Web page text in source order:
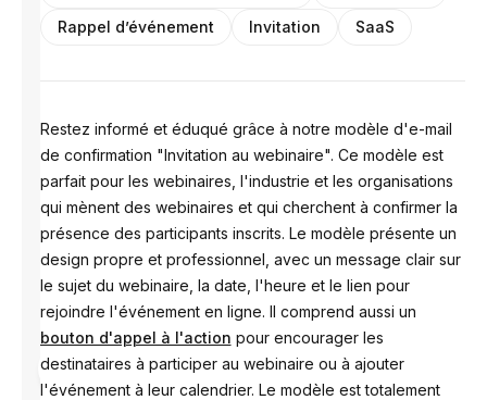
Conçu par
Anastasiia
Rappel d’événement
Invitation SaaS
Restez informé et éduqué grâce à notre modèle d'e-mail
de confirmation "Invitation au webinaire". Ce modèle est
parfait pour les webinaires, l'industrie et les organisations
qui mènent des webinaires et qui cherchent à confirmer la
présence des participants inscrits. Le modèle présente un
design propre et professionnel, avec un message clair sur
le sujet du webinaire, la date, l'heure et le lien pour
rejoindre l'événement en ligne. Il comprend aussi un
bouton d'appel à l'action pour encourager les
destinataires à participer au webinaire ou à ajouter
l'événement à leur calendrier. Le modèle est totalement